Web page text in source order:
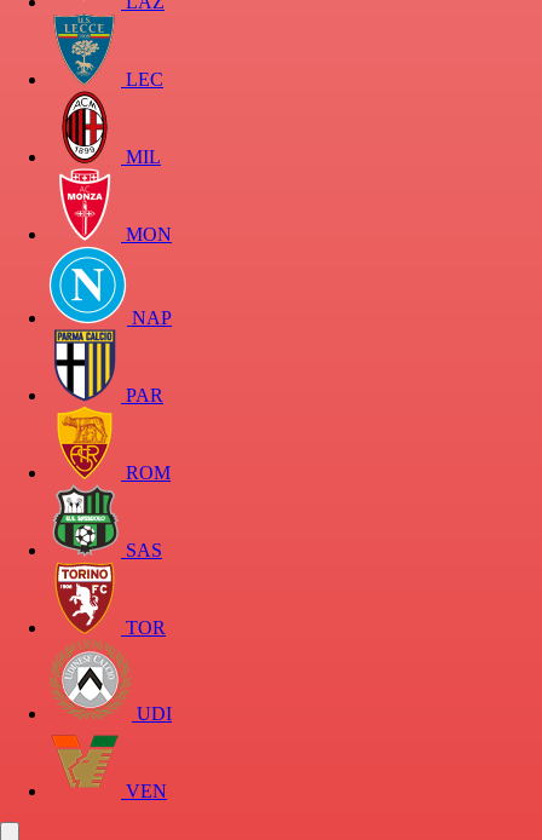
LEC
MIL
MON
NAP
PAR
ROM
SAS
TOR
UDI
VEN